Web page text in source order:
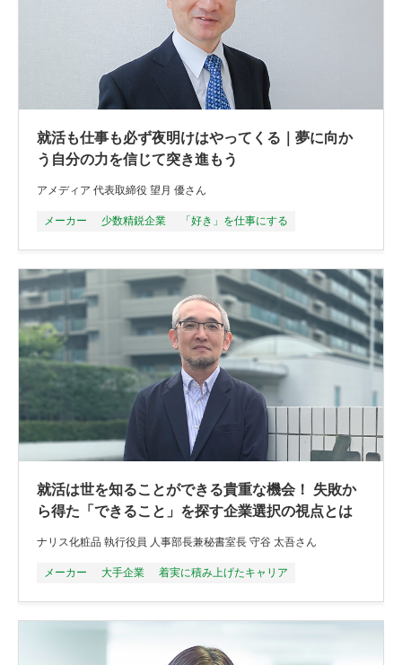
就活も仕事も必ず夜明けはやってくる｜夢に向か
う自分の力を信じて突き進もう
アメディア 代表取締役 望月 優さん
メーカー 少数精鋭企業 「好き」を仕事にする
就活は世を知ることができる貴重な機会！ 失敗か
ら得た「できること」を探す企業選択の視点とは
ナリス化粧品 執行役員 人事部長兼秘書室長 守谷 太吾さん
メーカー 大手企業 着実に積み上げたキャリア